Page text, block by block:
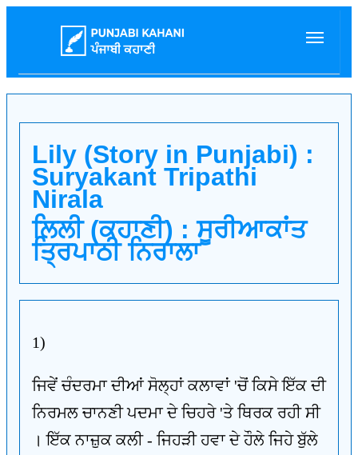
Lily (Story in Punjabi) :
Suryakant Tripathi
Nirala
ਲਿਲੀ (ਕਹਾਣੀ) : ਸੂਰੀਆਕਾਂਤ
ਤ੍ਰਿਪਾਠੀ ਨਿਰਾਲਾ
1)
ਜਿਵੇਂ ਚੰਦਰਮਾ ਦੀਆਂ ਸੋਲ੍ਹਾਂ ਕਲਾਵਾਂ 'ਚੋਂ ਕਿਸੇ ਇੱਕ ਦੀ
ਨਿਰਮਲ ਚਾਨਣੀ ਪਦਮਾ ਦੇ ਚਿਹਰੇ 'ਤੇ ਥਿਰਕ ਰਹੀ ਸੀ
। ਇੱਕ ਨਾਜ਼ੁਕ ਕਲੀ - ਜਿਹੜੀ ਹਵਾ ਦੇ ਹੌਲੇ ਜਿਹੇ ਬੁੱਲੇ